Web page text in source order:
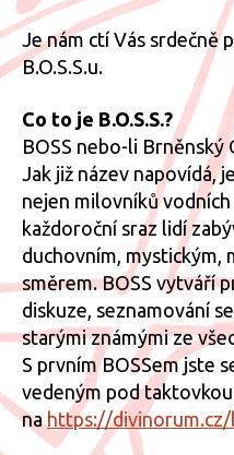
Je nám ctí Vás srdečně
B.O.S.S.u.
Co to je B.O.S.S.?
BOSS nebo-li Brněnský
Jak již název napovídá,
nejen milovníků
každoroční sraz lidí
duchovním, mystickým,
směrem. BOSS vytváří
diskuze, seznamování
starými známými ze
S prvním BOSSem jste
vedeným pod
na https://